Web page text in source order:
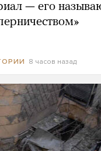
— его
8 часов назад